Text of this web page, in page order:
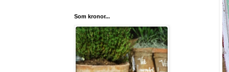
Som kronor...